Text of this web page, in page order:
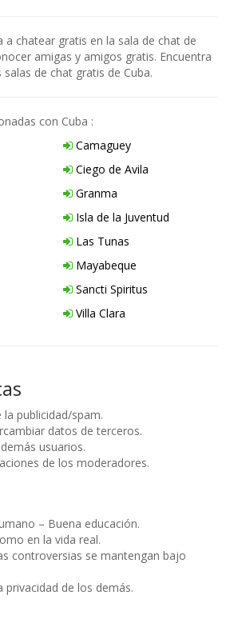
a chatear gratis en la sala de chat de
amigas y amigos gratis. Encuentra
de chat gratis de Cuba.
con Cuba :
Camaguey
Ciego de Avila
Granma
Isla de la Juventud
Las Tunas
Mayabeque
Sancti Spiritus
Villa Clara
publicidad/spam.
datos de terceros.
usuarios.
de los moderadores.
– Buena educación.
en la vida real.
controversias se mantengan bajo
privacidad de los demás.